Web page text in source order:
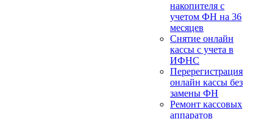
накопителя с
учетом ФН на 36
месяцев
Снятие онлайн
кассы с учета в
ИФНС
Перерегистрация
онлайн кассы без
замены ФН
Ремонт кассовых
аппаратов